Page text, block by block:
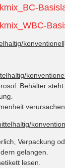
Behälter
verursachen.
Verpackung
gelangen.
lesen.